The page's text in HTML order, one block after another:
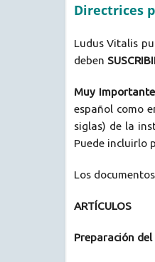
Directrices
Ludus Vitalis
deben
Muy
español como
siglas) de la
Puede incluirlo
Los
ARTÍCULOS
Preparación